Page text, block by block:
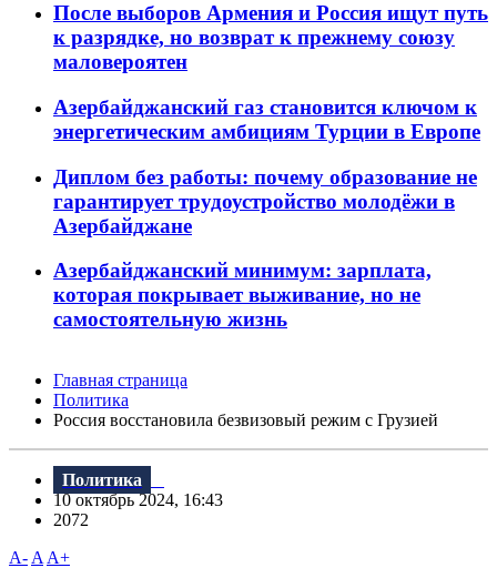
После выборов Армения и Россия ищут путь
к разрядке, но возврат к прежнему союзу
маловероятен
Азербайджанский газ становится ключом к
энергетическим амбициям Турции в Европе
Диплом без работы: почему образование не
гарантирует трудоустройство молодёжи в
Азербайджане
Азербайджанский минимум: зарплата,
которая покрывает выживание, но не
самостоятельную жизнь
Главная страница
Политика
Россия восстановила безвизовый режим с Грузией
Политика
10 октябрь 2024, 16:43
2072
A- A A+